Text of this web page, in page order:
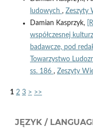
ludowych , Zeszyty
Damian Kasprzyk,
współczesnej
badawcze, pod
Towarzystwo
ss. 186 , Zeszyty
1 2 3 > >>
JĘZYK /